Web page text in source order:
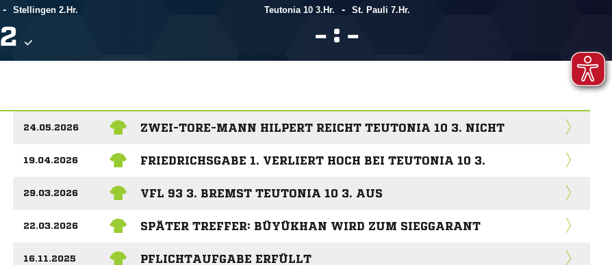
- Stellingen 2.Hr.

Teutonia 10 3.Hr.
- St. Pauli 7.Hr.
 : 
24.05.2026 ZWEI-TORE-MANN HILPERT REICHT TEUTONIA 10 3. NICHT
19.04.2026 FRIEDRICHSGABE 1. VERLIERT HOCH BEI TEUTONIA 10 3.
29.03.2026 VFL 93 3. BREMST TEUTONIA 10 3. AUS
22.03.2026 SPÄTER TREFFER: BÜYÜKHAN WIRD ZUM SIEGGARANT
16.11.2025 PFLICHTAUFGABE ERFÜLLT